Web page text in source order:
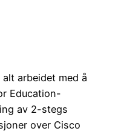
alt arbeidet med å
Education-
av 2-stegs
over Cisco